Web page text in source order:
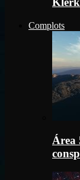
Complots
Área